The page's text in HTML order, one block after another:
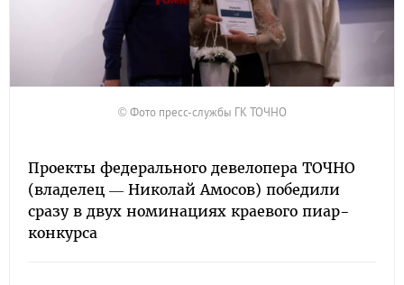
© Фото пресс-службы ГК ТОЧНО
Проекты федерального девелопера ТОЧНО
(владелец — Николай Амосов) победили
сразу в двух номинациях краевого пиар-
конкурса